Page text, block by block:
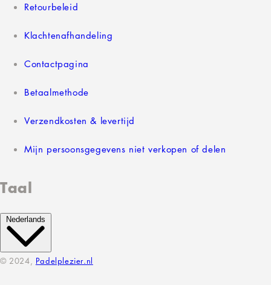
Retourbeleid
Klachtenafhandeling
Contactpagina
Betaalmethode
Verzendkosten & levertijd
Mijn persoonsgegevens niet verkopen of delen
Taal
Nederlands
© 2024, Padelplezier.nl